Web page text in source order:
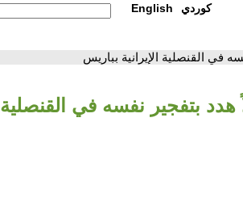
English كوردي
في القنصلية الإيرانية بباريس
بتفجير نفسه في القنصلية